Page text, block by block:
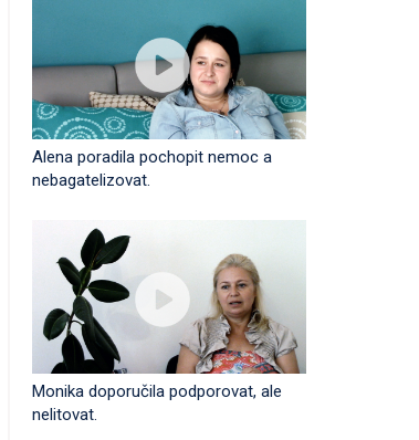
Alena poradila pochopit nemoc a
nebagatelizovat.
Monika doporučila podporovat, ale
nelitovat.